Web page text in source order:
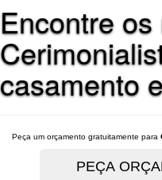
Encontre
casamento
Peça um orçamento gratuitamente para